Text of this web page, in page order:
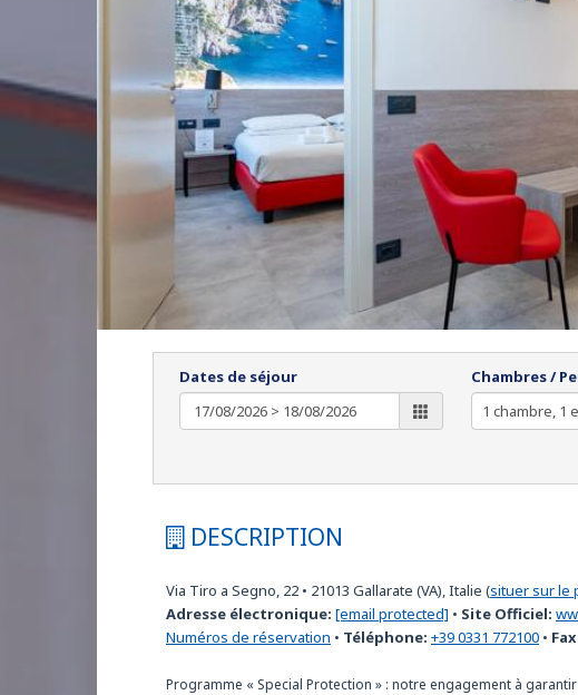
Dates de séjour Chambres /
DESCRIPTION
Via Tiro a Segno, 22 • 21013 Gallarate (VA), Italie (situer sur le
Adresse électronique: [email protected] • Site Officiel:
Numéros de réservation • Téléphone: +39 0331 772100 •
Programme « Special Protection » : notre engagement à